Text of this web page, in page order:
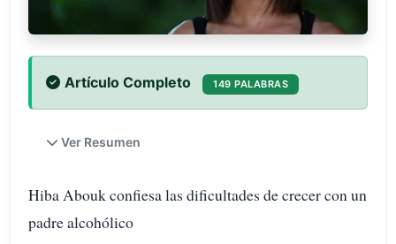
Artículo Completo 149 PALABRAS
Ver Resumen
Hiba Abouk confiesa las dificultades de crecer con un
padre alcohólico